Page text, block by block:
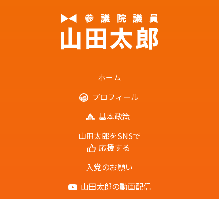
ホーム
プロフィール
基本政策
山田太郎をSNSで
応援する
入党のお願い
山田太郎の動画配信